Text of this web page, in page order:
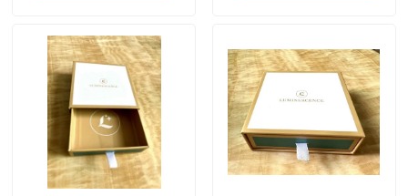
Notizbuch-Drucken der gebundenen Ausgabe
Drucksachefördermaschinentaschen
Lehrbuch-Druckservices